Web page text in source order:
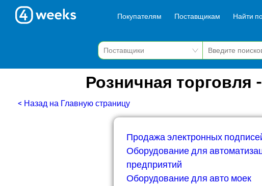
Покупателям Поставщикам Найти
Розничная торговля
< Назад на Главную страницу
Продажа электронных
Оборудование для
предприятий
Оборудование для авто моек